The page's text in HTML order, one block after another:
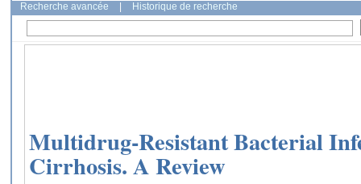
Recherche avancée Historique de recherche
Multidrug-Resistant Bacterial
Cirrhosis. A Review